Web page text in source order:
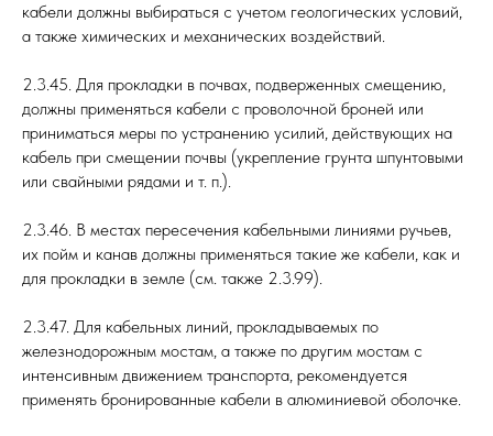
кабели должны выбираться с учетом геологических условий,
а также химических и механических воздействий.
2.3.45. Для прокладки в почвах, подверженных смещению,
должны применяться кабели с проволочной броней или
приниматься меры по устранению усилий, действующих на
кабель при смещении почвы (укрепление грунта шпунтовыми
или свайными рядами и т. п.).
2.3.46. В местах пересечения кабельными линиями ручьев,
их пойм и канав должны применяться такие же кабели, как и
для прокладки в земле (см. также 2.3.99).
2.3.47. Для кабельных линий, прокладываемых по
железнодорожным мостам, а также по другим мостам с
интенсивным движением транспорта, рекомендуется
применять бронированные кабели в алюминиевой оболочке.